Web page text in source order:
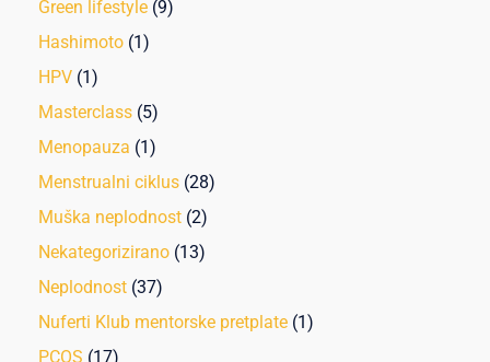
Green lifestyle (9)
Hashimoto (1)
HPV (1)
Masterclass (5)
Menopauza (1)
Menstrualni ciklus (28)
Muška neplodnost (2)
Nekategorizirano (13)
Neplodnost (37)
Nuferti Klub mentorske pretplate (1)
PCOS (17)